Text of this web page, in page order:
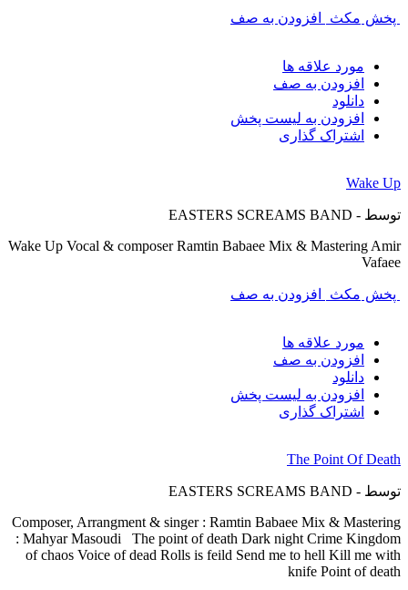
پخش مکث افزودن به صف
مورد علاقه ها
افزودن به صف
دانلود
افزودن به لیست پخش
اشتراک گذاری
Wake Up
توسط - EASTERS SCREAMS BAND
Wake Up Vocal & composer Ramtin Babaee Mix & Mastering Amir
Vafaee
پخش مکث افزودن به صف
مورد علاقه ها
افزودن به صف
دانلود
افزودن به لیست پخش
اشتراک گذاری
The Point Of Death
توسط - EASTERS SCREAMS BAND
Composer, Arrangment & singer : Ramtin Babaee Mix & Mastering
: Mahyar Masoudi The point of death Dark night Crime Kingdom
of chaos Voice of dead Rolls is feild Send me to hell Kill me with
knife Point of death